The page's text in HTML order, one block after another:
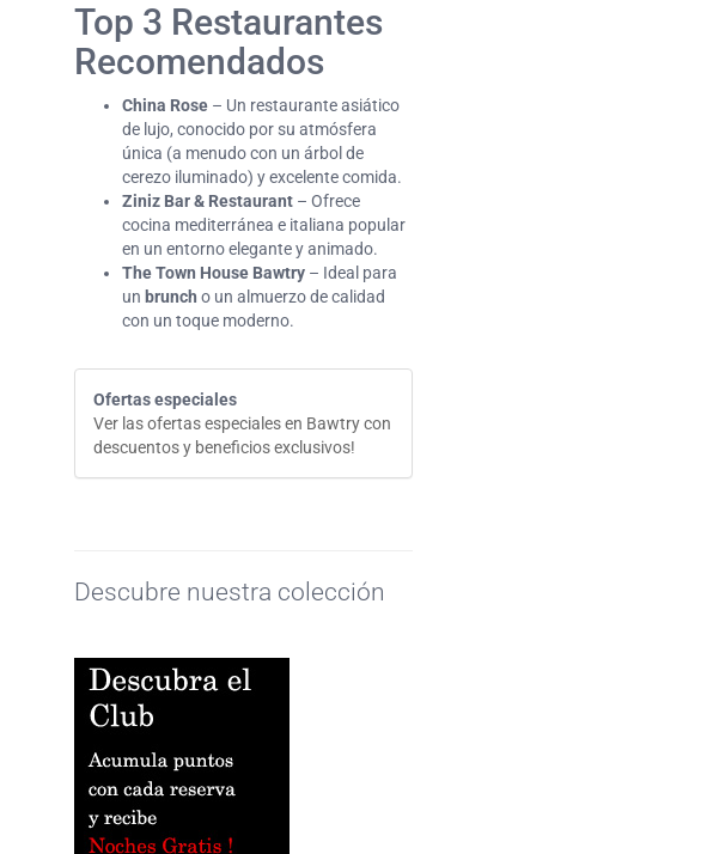
Top 3 Restaurantes
Recomendados
China Rose – Un restaurante asiático
de lujo, conocido por su atmósfera
única (a menudo con un árbol de
cerezo iluminado) y excelente comida.
Ziniz Bar & Restaurant – Ofrece
cocina mediterránea e italiana popular
en un entorno elegante y animado.
The Town House Bawtry – Ideal para
un brunch o un almuerzo de calidad
con un toque moderno.
Ofertas especiales
Ver las ofertas especiales en Bawtry con
descuentos y beneficios exclusivos!
Descubre nuestra colección